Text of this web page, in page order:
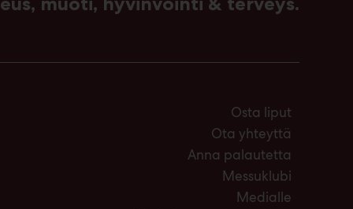
Osta liput
Ota yhteyttä
Anna palautetta
Messuklubi
Medialle